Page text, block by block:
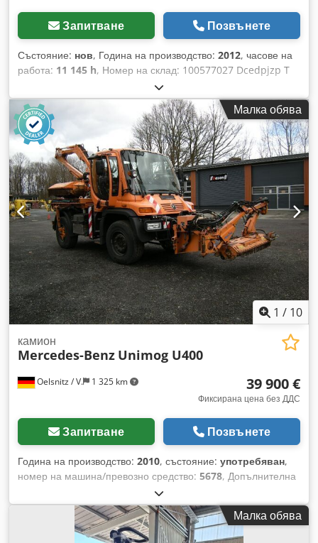
Запитване Позвънете
Състояние: нов, Година на производство: 2012, часове на
работа: 11 145 h, Номер на склад: 100577027 Dcedpjzp T
Sijfx Abrjk Транспортни размери (Д x Ш x В): 0 x 0 x 0
Малка обява
1 / 10
Oelsnitz / V. 1 325 km
камион
Mercedes-Benz Unimog U400
39 900 €
Фиксирана цена без ДДС
Запитване Позвънете
Година на производство: 2010, състояние: употребяван,
номер на машина/превозно средство: 5678, Допълнителна
информация и повече снимки можете да получите при
запитване. Dcsdpfxjzcbpde Abrjk Това описание не
представлява обвързваща оферта и може да съдържа
неточности. Не носим отговорност за всички предоставени
Малка обява